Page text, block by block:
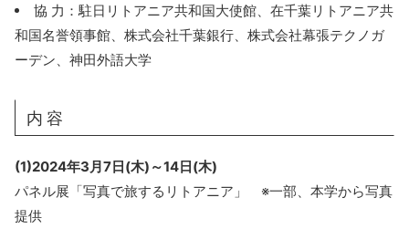
協 力：駐日リトアニア共和国大使館、在千葉リトアニア共
和国名誉領事館、株式会社千葉銀行、株式会社幕張テクノガ
ーデン、神田外語大学
内 容
(1)2024年3月7日(木)～14日(木)
パネル展「写真で旅するリトアニア」 ※一部、本学から写真
提供